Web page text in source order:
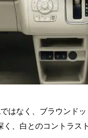
はなく、ブラウンド
、白とのコントラス